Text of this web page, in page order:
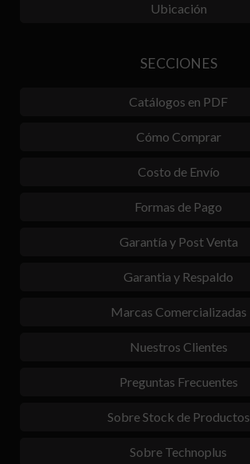
Ubicación
SECCIONES
Catálogos en PDF
Cómo Comprar
Costo de Envío
Formas de Pago
Garantía y Post Venta
Garantia y Respaldo
Marcas Comercializadas
Nuestros Clientes
Preguntas Frecuentes
Sobre Stock de Productos
Sobre Technoplus